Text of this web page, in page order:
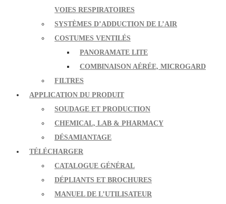
VOIES RESPIRATOIRES
SYSTÈMES D’ADDUCTION DE L’AIR
COSTUMES VENTILÉS
PANORAMATE LITE
COMBINAISON AÉRÉE, MICROGARD
FILTRES
APPLICATION DU PRODUIT
SOUDAGE ET PRODUCTION
CHEMICAL, LAB & PHARMACY
DÉSAMIANTAGE
TÉLÉCHARGER
CATALOGUE GÉNÉRAL
DÉPLIANTS ET BROCHURES
MANUEL DE L’UTILISATEUR